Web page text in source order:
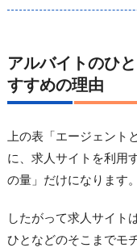
アルバイトのひ
すすめの理由
上の表「エージェント
に、求人サイトを利用
の量」だけになります。
したがって求人サイト
ひとなどのそこまでモ